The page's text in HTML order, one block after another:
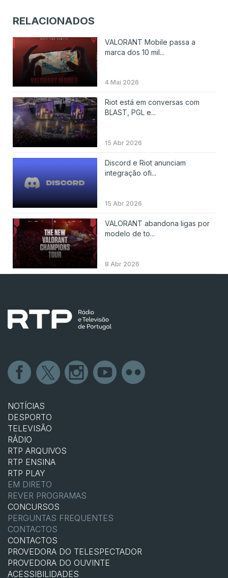
RELACIONADOS
VALORANT Mobile passa a
marca dos 10 mil...
4 Mai 2026
Riot está em conversas com
BLAST, PGL e...
15 Abr 2026
Discord e Riot anunciam
integração ofi...
15 Abr 2026
VALORANT abandona ligas por
modelo de to...
8 Abr 2026
NOTÍCIAS
DESPORTO
TELEVISÃO
RÁDIO
RTP ARQUIVOS
RTP ENSINA
RTP PLAY
EM DIRETO
REVER PROGRAMAS
CONCURSOS
PERGUNTAS FREQUENTES
CONTACTOS
CONTACTOS
PROVEDORA DO TELESPECTADOR
PROVEDORA DO OUVINTE
ACESSIBILIDADES